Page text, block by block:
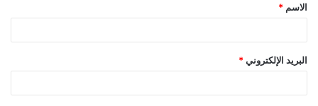
*
الاسم *
البريد الإلكتروني *